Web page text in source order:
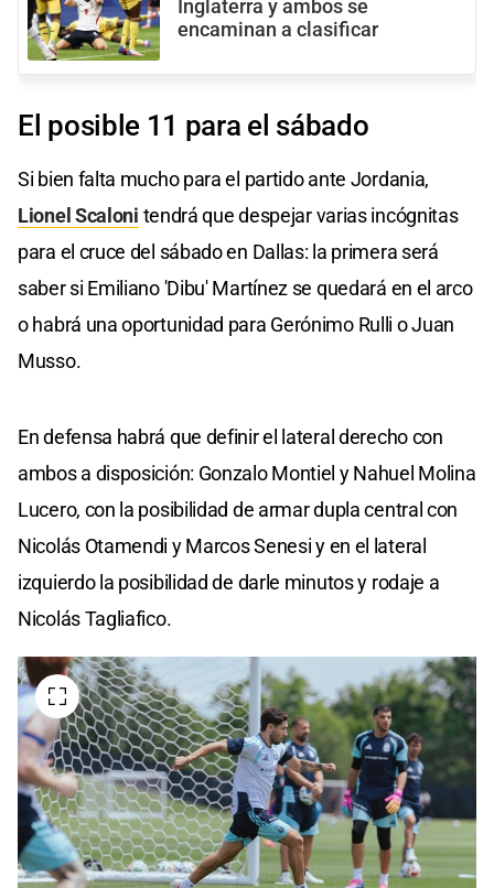
Inglaterra y ambos se
encaminan a clasificar
El posible 11 para el sábado
Si bien falta mucho para el partido ante Jordania,
Lionel Scaloni tendrá que despejar varias incógnitas
para el cruce del sábado en Dallas: la primera será
saber si Emiliano 'Dibu' Martínez se quedará en el arco
o habrá una oportunidad para Gerónimo Rulli o Juan
Musso.
En defensa habrá que definir el lateral derecho con
ambos a disposición: Gonzalo Montiel y Nahuel Molina
Lucero, con la posibilidad de armar dupla central con
Nicolás Otamendi y Marcos Senesi y en el lateral
izquierdo la posibilidad de darle minutos y rodaje a
Nicolás Tagliafico.